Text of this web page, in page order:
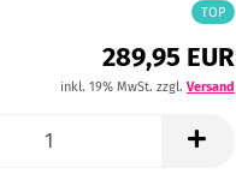
TOP
289,95 EUR
inkl. 19% MwSt. zzgl. Versand